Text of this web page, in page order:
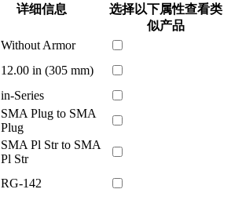
详细信息
选择以下属性查看类
似产品
Without Armor
12.00 in (305 mm)
in-Series
SMA Plug to SMA
Plug
SMA Pl Str to SMA
Pl Str
RG-142